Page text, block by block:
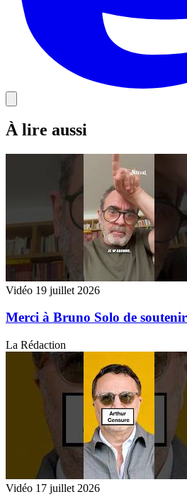
À lire aussi
Vidéo 19 juillet 2026
Merci à Bruno Solo de
La Rédaction
Vidéo 17 juillet 2026